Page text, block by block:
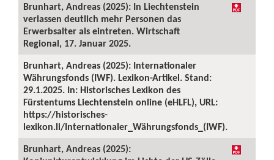
Brunhart, Andreas (2025): In Liechtenstein
verlassen deutlich mehr Personen das
Erwerbsalter als eintreten. Wirtschaft
Regional, 17. Januar 2025.
Brunhart, Andreas (2025): Internationaler
Währungsfonds (IWF). Lexikon-Artikel. Stand:
29.1.2025. In: Historisches Lexikon des
Fürstentums Liechtenstein online (eHLFL), URL:
https://historisches-
lexikon.li/Internationaler_Währungsfonds_(IWF).
Brunhart, Andreas (2025):